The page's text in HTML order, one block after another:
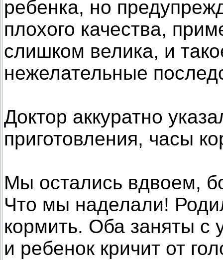
ребенка, но
плохого качества,
слишком велика, и
нежелательные
Доктор аккуратно
приготовления, часы
Мы остались вдвоем,
Что мы наделали!
кормить. Оба заняты с
и ребенок кричит от